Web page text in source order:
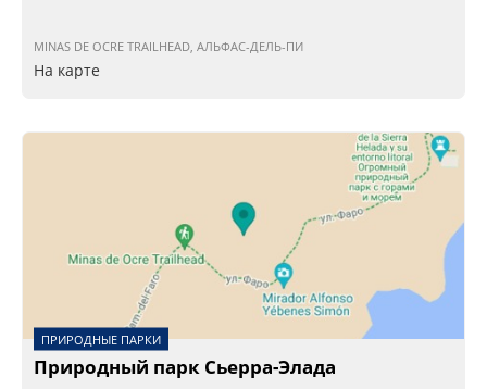
MINAS DE OCRE TRAILHEAD, АЛЬФАС-ДЕЛЬ-ПИ
На карте
ПРИРОДНЫЕ ПАРКИ
Природный парк Сьерра-Элада